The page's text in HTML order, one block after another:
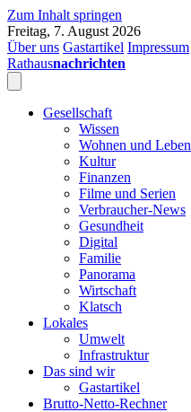
Zum Inhalt springen
Freitag, 7. August 2026
Über uns Gastartikel Impressum
Rathausnachrichten
Gesellschaft
Wissen
Wohnen und Leben
Kultur
Finanzen
Filme und Serien
Verbraucher-News
Gesundheit
Digital
Familie
Panorama
Wirtschaft
Klatsch
Lokales
Umwelt
Infrastruktur
Das sind wir
Gastartikel
Brutto-Netto-Rechner